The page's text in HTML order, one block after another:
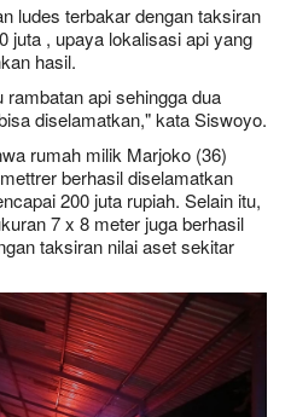
ludes terbakar dengan taksiran
juta , upaya lokalisasi api yang
hasil.
api sehingga dua
diselamatkan," kata Siswoyo.
rumah milik Marjoko (36)
berhasil diselamatkan
200 juta rupiah. Selain itu,
7 x 8 meter juga berhasil
taksiran nilai aset sekitar